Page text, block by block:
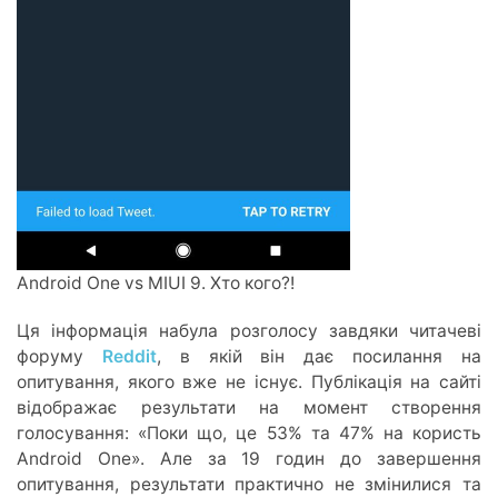
Android One vs MIUI 9. Хто кого?!
Ця інформація набула розголосу завдяки читачеві
форуму Reddit, в якій він дає посилання на
опитування, якого вже не існує. Публікація на сайті
відображає результати на момент створення
голосування: «Поки що, це 53% та 47% на користь
Android One». Але за 19 годин до завершення
опитування, результати практично не змінилися та